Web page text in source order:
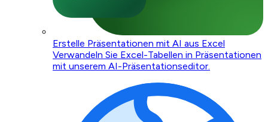
Erstelle Präsentationen mit AI aus Excel
Verwandeln Sie Excel-Tabellen in Präsentationen
mit unserem AI-Präsentationseditor.